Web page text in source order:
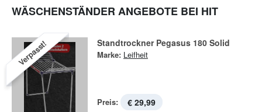
WÄSCHENSTÄNDER ANGEBOTE BEI HIT
Verpasst! Standtrockner Pegasus 180 Solid
Marke: Leifheit
Preis: € 29,99